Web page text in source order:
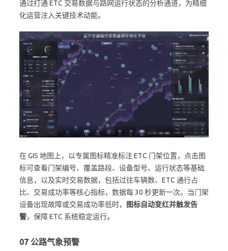
通过打通 ETC 交易数据与路网运行状态的分析通道，为精细
化运营注入关键技术动能。
在 GIS 地图上，以专属图标精准标注 ETC 门架位置，点击图
标可查看门架编号、覆盖路段、设备型号、运行状态等基础
信息，以及实时交易数据，包括过往车辆数、ETC 通行占
比、交易成功率等核心指标，数据每 30 秒更新一次。当门架
设备出现故障或交易成功率低时，
图标自动变红并触发告
警，保障 ETC 系统稳定运行。
07 公路气象预警